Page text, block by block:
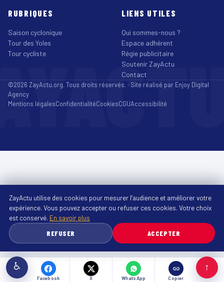
Facebook X WhatsApp Copier
RUBRIQUES
Saison cyclonique
Tour des Yoles
Tour cycliste
LIENS UTILES
Qui sommes-nous ?
Espace adhérent
Régie publicitaire
Soutenir ZayActu
Contact
©2026 ZayActu.org. Tous droits réservés. · Site réalisé par Enjoy Digital
Agency
Mentions légalesConfidentialitéCookiesCGUAccessibilité
♿ ↑
ZayActu utilise des cookies pour mesurer l’audience et améliorer votre
expérience. Vous pouvez accepter ou refuser ces cookies. Votre choix
est conservé. En savoir plus
REFUSER
ACCEPTER